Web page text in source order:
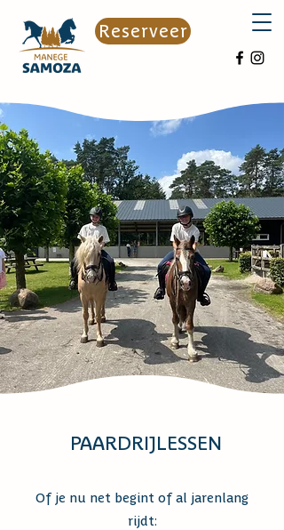
Reserveer
PAARDRIJLESSEN
Of je nu net begint of al jarenlang
rijdt: